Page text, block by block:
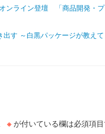
ライン登壇 「商品開発・プ
す ～白黒パッケージが教え
※ が付いている欄は必須項